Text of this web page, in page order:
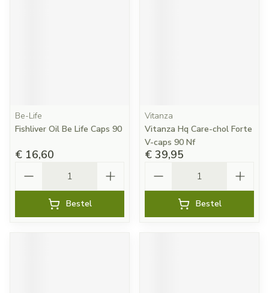
Be-Life
Fishliver Oil Be Life Caps 90
€ 16,60
Bestel
Vitanza
Vitanza Hq Care-chol Forte
V-caps 90 Nf
€ 39,95
Bestel